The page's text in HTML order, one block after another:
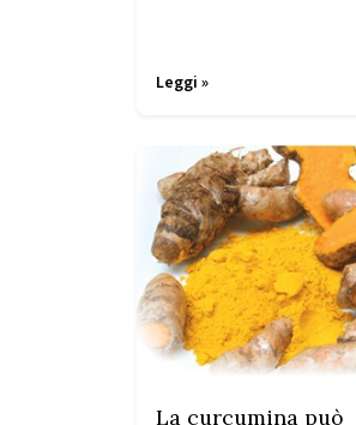
Leggi »
La curcumina può